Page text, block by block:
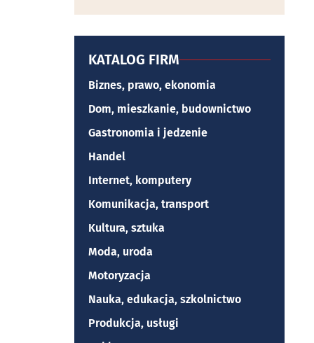
KATALOG FIRM
Biznes, prawo, ekonomia
Dom, mieszkanie, budownictwo
Gastronomia i jedzenie
Handel
Internet, komputery
Komunikacja, transport
Kultura, sztuka
Moda, uroda
Motoryzacja
Nauka, edukacja, szkolnictwo
Produkcja, usługi